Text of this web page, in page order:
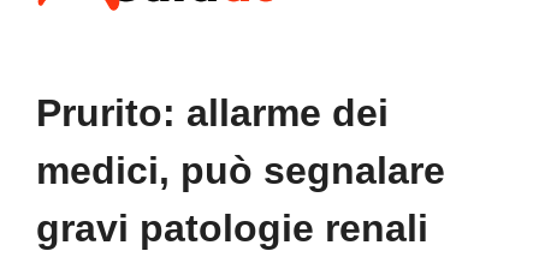
Prurito: allarme dei
medici, può segnalare
gravi patologie renali